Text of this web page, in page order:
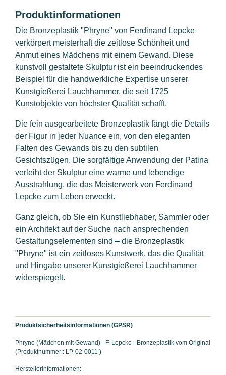
Produktinformationen
Die Bronzeplastik "Phryne" von Ferdinand Lepcke
verkörpert meisterhaft die zeitlose Schönheit und
Anmut eines Mädchens mit einem Gewand. Diese
kunstvoll gestaltete Skulptur ist ein beeindruckendes
Beispiel für die handwerkliche Expertise unserer
Kunstgießerei Lauchhammer, die seit 1725
Kunstobjekte von höchster Qualität schafft.
Die fein ausgearbeitete Bronzeplastik fängt die Details
der Figur in jeder Nuance ein, von den eleganten
Falten des Gewands bis zu den subtilen
Gesichtszügen. Die sorgfältige Anwendung der Patina
verleiht der Skulptur eine warme und lebendige
Ausstrahlung, die das Meisterwerk von Ferdinand
Lepcke zum Leben erweckt.
Ganz gleich, ob Sie ein Kunstliebhaber, Sammler oder
ein Architekt auf der Suche nach ansprechenden
Gestaltungselementen sind – die Bronzeplastik
"Phryne" ist ein zeitloses Kunstwerk, das die Qualität
und Hingabe unserer Kunstgießerei Lauchhammer
widerspiegelt.
Produktsicherheitsinformationen (GPSR)
Phryne (Mädchen mit Gewand) - F. Lepcke - Bronzeplastik vom Original
(Produktnummer:: LP-02-0011 )
Herstellerinformationen: